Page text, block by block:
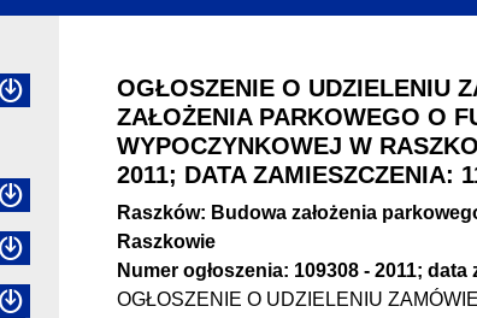
OGŁOSZENIE O UDZIELENIU
ZAŁOŻENIA PARKOWEGO O
WYPOCZYNKOWEJ W
2011; DATA ZAMIESZCZENIA:
Raszków: Budowa założenia
Raszkowie
Numer ogłoszenia: 109308 - 2011;
OGŁOSZENIE O UDZIELENIU